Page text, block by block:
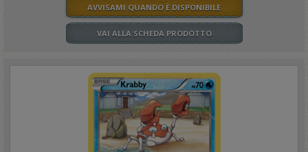
AVVISAMI QUANDO È DISPONIBILE
VAI ALLA SCHEDA PRODOTTO